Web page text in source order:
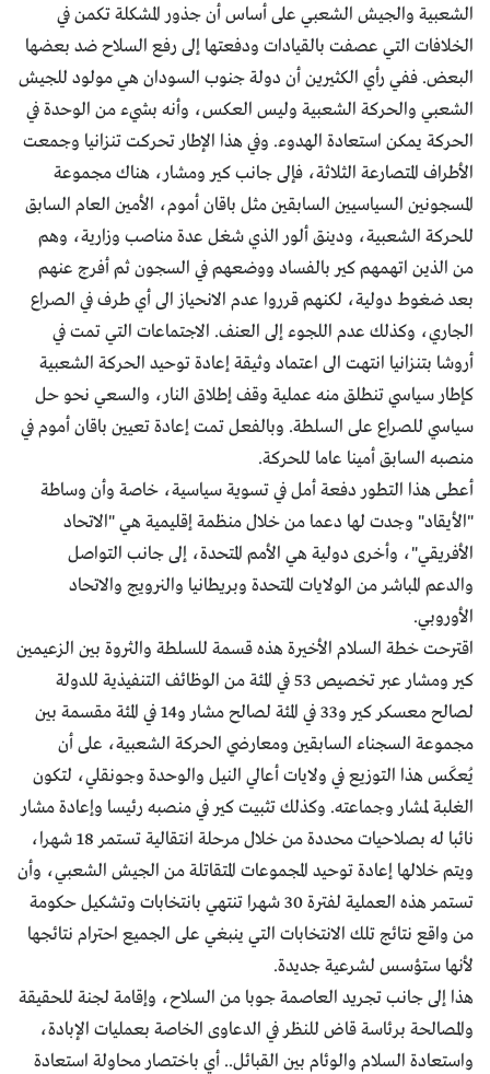
الشعبية والجيش الشعبي على أساس أن جذور المشكلة تكمن في
الخلافات التي عصفت بالقيادات ودفعتها إلى رفع السلاح ضد بعضها
البعض. ففي رأي الكثيرين أن دولة جنوب السودان هي مولود للجيش
الشعبي والحركة الشعبية وليس العكس، وأنه بشيء من الوحدة في
الحركة يمكن استعادة الهدوء. وفي هذا الإطار تحركت تنزانيا وجمعت
الأطراف المتصارعة الثلاثة، فإلى جانب كير ومشار، هناك مجموعة
المسجونين السياسيين السابقين مثل باقان أموم، الأمين العام السابق
للحركة الشعبية، ودينق ألور الذي شغل عدة مناصب وزارية، وهم
من الذين اتهمهم كير بالفساد ووضعهم في السجون ثم أفرج عنهم
بعد ضغوط دولية، لكنهم قرروا عدم الانحياز الى أي طرف في الصراع
الجاري، وكذلك عدم اللجوء إلى العنف. الاجتماعات التي تمت في
أروشا بتنزانيا انتهت الى اعتماد وثيقة إعادة توحيد الحركة الشعبية
كإطار سياسي تنطلق منه عملية وقف إطلاق النار، والسعي نحو حل
سياسي للصراع على السلطة. وبالفعل تمت إعادة تعيين باقان أموم في
منصبه السابق أمينا عاما للحركة.
أعطى هذا التطور دفعة أمل في تسوية سياسية، خاصة وأن وساطة
"الأيقاد" وجدت لها دعما من خلال منظمة إقليمية هي "الاتحاد
الأفريقي"، وأخرى دولية هي الأمم المتحدة، إلى جانب التواصل
والدعم المباشر من الولايات المتحدة وبريطانيا والنرويج والاتحاد
الأوروبي.
اقترحت خطة السلام الأخيرة هذه قسمة للسلطة والثروة بين الزعيمين
كير ومشار عبر تخصيص 53 في المئة من الوظائف التنفيذية للدولة
لصالح معسكر كير و33 في المئة لصالح مشار و14 في المئة مقسمة بين
مجموعة السجناء السابقين ومعارضي الحركة الشعبية، على أن
يُعكَس هذا التوزيع في ولايات أعالي النيل والوحدة وجونقلي، لتكون
الغلبة لمشار وجماعته. وكذلك تثبيت كير في منصبه رئيسا وإعادة مشار
نائبا له بصلاحيات محددة من خلال مرحلة انتقالية تستمر 18 شهرا،
ويتم خلالها إعادة توحيد المجموعات المتقاتلة من الجيش الشعبي، وأن
تستمر هذه العملية لفترة 30 شهرا تنتهي بانتخابات وتشكيل حكومة
من واقع نتائج تلك الانتخابات التي ينبغي على الجميع احترام نتائجها
لأنها ستؤسس لشرعية جديدة.
هذا إلى جانب تجريد العاصمة جوبا من السلاح، وإقامة لجنة للحقيقة
والمصالحة برئاسة قاض للنظر في الدعاوى الخاصة بعمليات الإبادة،
واستعادة السلام والوئام بين القبائل.. أي باختصار محاولة استعادة